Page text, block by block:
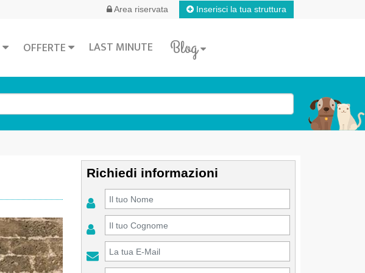
Area riservata Inserisci la tua struttura
OFFERTE LAST MINUTE Blog
Richiedi informazioni